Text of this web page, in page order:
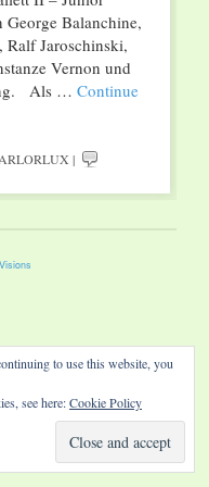
Balanchine,
Ralf Jaroschinski,
Vernon und
Als … Continue
|
to use this website, you
see here:Cookie Policy